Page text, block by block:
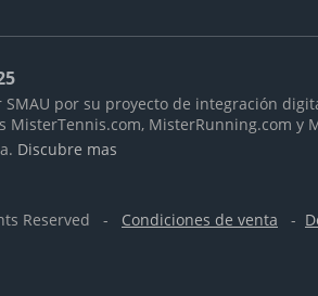
por su proyecto de integración
MisterTennis.com, MisterRunning.com
Discubre mas
Reserved - Condiciones de venta -